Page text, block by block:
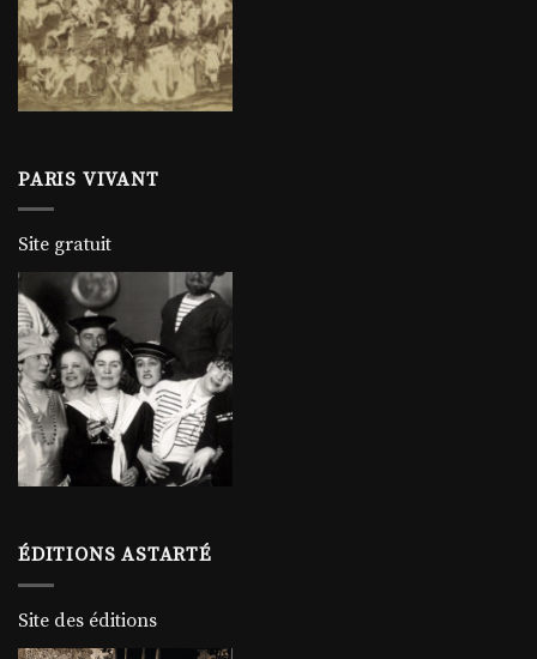
PARIS VIVANT
Site gratuit
ÉDITIONS ASTARTÉ
Site des éditions